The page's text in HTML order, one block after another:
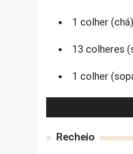
1 colher
13 colheres
1 colher
Recheio